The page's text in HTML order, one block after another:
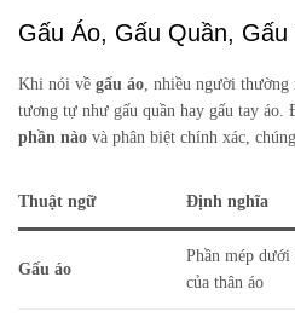
Gấu Áo, Gấu Quần, Gấu
Khi nói về gấu áo , nhiều người
tương tự như gấu quần hay gấu tay áo.
phần nào và phân biệt chính xác,
Thuật ngữ Định nghĩa
Gấu áo
Phần mép dưới
của thân áo